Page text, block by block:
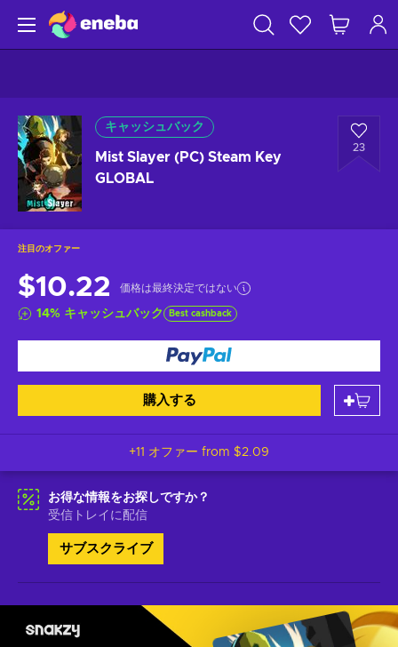
キャッシュバック
Mist Slayer (PC) Steam Key
GLOBAL
23
注目のオファー
$10.22 価格は最終決定ではない
14% キャッシュバック Best cashback
購入する
+11 オファー from $2.09
お得な情報をお探しですか？
受信トレイに配信
サブスクライブ